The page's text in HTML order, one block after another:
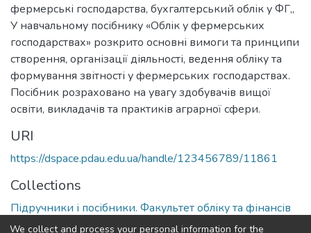
фермерські господарства, бухгалтерський облік у ФГ,,
У навчальному посібнику «Облік у фермерських
господарствах» розкрито основні вимоги та принципи
створення, організації діяльності, ведення обліку та
формування звітності у фермерських господарствах.
Посібник розраховано на увагу здобувачів вищої
освіти, викладачів та практиків аграрної сфери.
URI
https://dspace.pdau.edu.ua/handle/123456789/11861
Collections
Підручники і посібники. Факультет обліку та фінансів
We collect and process your personal information for the